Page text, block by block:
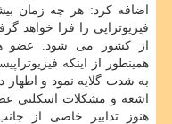
اضافه كرد: هر چه زمان
فیزیوتراپی را فرا خواهد
از كشور می شود. عضو
همینطور از اینكه
به شدت گلایه نمود و
اشعه و مشكلات اسكلتی
هنوز تدابیر خاصی از